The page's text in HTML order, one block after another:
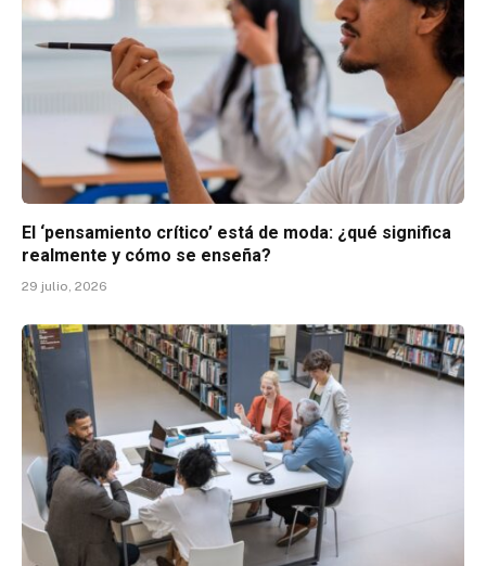
El ‘pensamiento crítico’ está de moda: ¿qué significa
realmente y cómo se enseña?
29 julio, 2026